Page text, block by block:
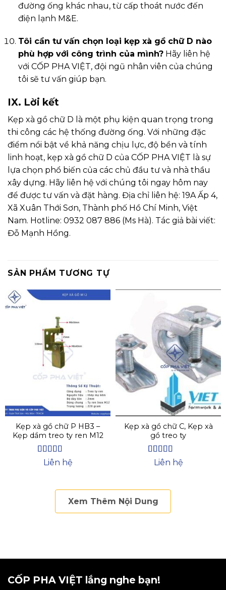
đường ống khác nhau, từ cấp thoát nước đến
điện lạnh M&E.
Tôi cần tư vấn chọn loại kẹp xà gồ chữ D nào
phù hợp với công trình của mình?Hãy liên hệ
với CỐP PHA VIỆT, đội ngũ nhân viên của chúng
tôi sẽ tư vấn giúp bạn.
IX. Lời kết
Kẹp xà gồ chữ D là một phụ kiện quan trọng trong
thi công các hệ thống đường ống. Với những đặc
điểm nổi bật về khả năng chịu lực, độ bền và tính
linh hoạt, kẹp xà gồ chữ D của CỐP PHA VIỆT là sự
lựa chọn phổ biến của các chủ đầu tư và nhà thầu
xây dựng. Hãy liên hệ với chúng tôi ngay hôm nay
để được tư vấn và đặt hàng. Địa chỉ liên hệ: 19A Ấp 4,
Xã Xuân Thới Sơn, Thành phố Hồ Chí Minh, Việt
Nam. Hotline: 0932 087 886 (Ms Hà). Tác giả bài viết:
Đỗ Mạnh Hồng.
SẢN PHẨM TƯƠNG TỰ
Kẹp xà gồ chữ P HB3 –
Kẹp dầm treo ty ren M12
Được xếp
5
Liên hệ
Kẹp xà gồ chữ C, Kẹp xà
gồ treo ty
Được xếp
5
Liên hệ
Xem Thêm Nội Dung
CỐP PHA VIỆT lắng nghe bạn!